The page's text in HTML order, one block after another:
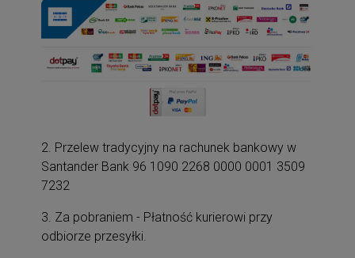
2. Przelew tradycyjny na rachunek bankowy w
Santander Bank 96 1090 2268 0000 0001 3509
7232
3. Za pobraniem - Płatność kurierowi przy
odbiorze przesyłki.